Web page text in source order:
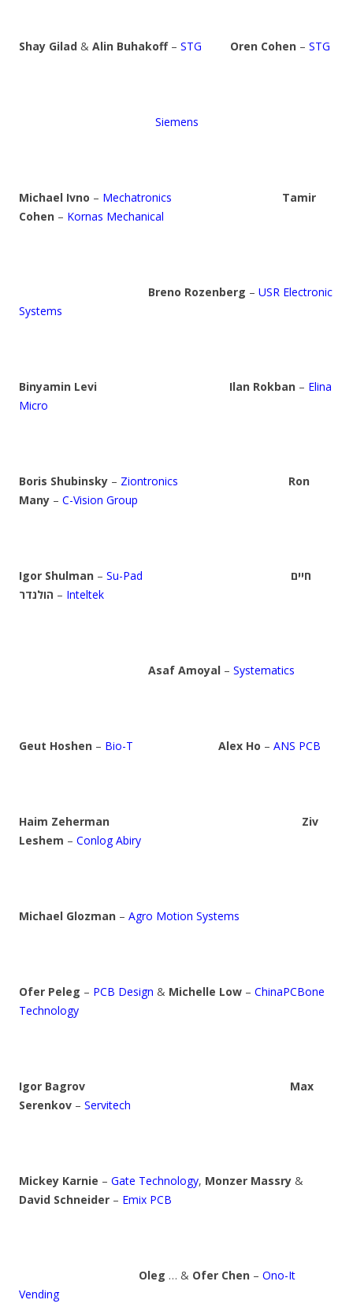
Shay Gilad & Alin Buhakoff– STG Oren Cohen – STG
Siemens
Michael Ivno – Mechatronics
Tamir
Cohen – Kornas Mechanical
Breno Rozenberg – USR Electronic
Systems
Binyamin Levi Ilan Rokban – Elina
Micro
Boris Shubinsky – Ziontronics
Ron
Many – C-Vision Group
Igor Shulman – Su-Pad
חיים
הולנדר – Inteltek
Asaf Amoyal – Systematics
Geut Hoshen – Bio-T Alex Ho – ANS PCB
Haim Zeherman
Ziv
Leshem – Conlog Abiry
Michael Glozman – Agro Motion Systems
Ofer Peleg – PCB Design & Michelle Low – ChinaPCBone
Technology
Igor Bagrov
Max
Serenkov – Servitech
Mickey Karnie – Gate Technology, Monzer Massry &
David Schneider – Emix PCB
Oleg … & Ofer Chen – Ono-It
Vending